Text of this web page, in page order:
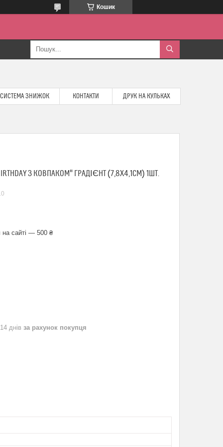
Кошик
СИСТЕМА ЗНИЖОК КОНТАКТИ ДРУК НА КУЛЬКАХ
З КОВПАКОМ" ГРАДІЄНТ (7,8Х4,1СМ) 1ШТ.
на сайті — 500 ₴
днів за рахунок покупця